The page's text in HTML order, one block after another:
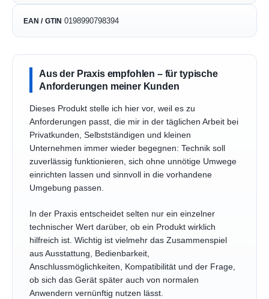
EAN / GTIN 0198990798394
Aus der Praxis empfohlen – für typische
Anforderungen meiner Kunden
Dieses Produkt stelle ich hier vor, weil es zu
Anforderungen passt, die mir in der täglichen Arbeit bei
Privatkunden, Selbstständigen und kleinen
Unternehmen immer wieder begegnen: Technik soll
zuverlässig funktionieren, sich ohne unnötige Umwege
einrichten lassen und sinnvoll in die vorhandene
Umgebung passen.
In der Praxis entscheidet selten nur ein einzelner
technischer Wert darüber, ob ein Produkt wirklich
hilfreich ist. Wichtig ist vielmehr das Zusammenspiel
aus Ausstattung, Bedienbarkeit,
Anschlussmöglichkeiten, Kompatibilität und der Frage,
ob sich das Gerät später auch von normalen
Anwendern vernünftig nutzen lässt.